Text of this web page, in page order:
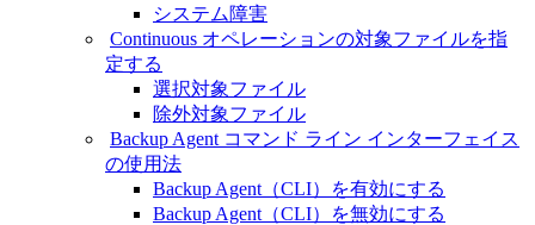
システム障害
Continuous オペレーションの対象ファイルを指
定する
選択対象ファイル
除外対象ファイル
Backup Agent コマンド ライン インターフェイス
の使用法
Backup Agent（CLI）を有効にする
Backup Agent（CLI）を無効にする